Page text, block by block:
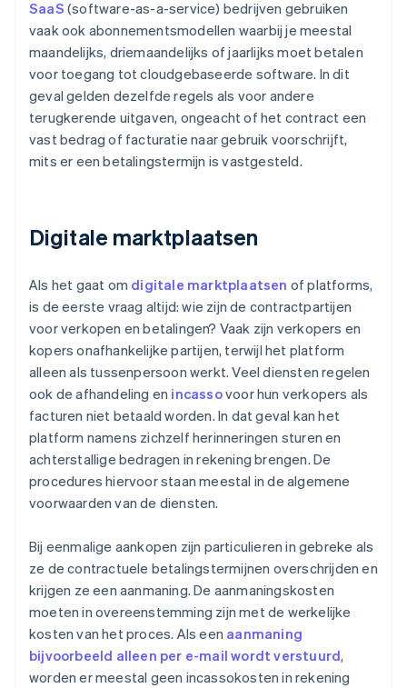
SaaS (software-as-a-service) bedrijven gebruiken
vaak ook abonnementsmodellen waarbij je meestal
maandelijks, driemaandelijks of jaarlijks moet betalen
voor toegang tot cloudgebaseerde software. In dit
geval gelden dezelfde regels als voor andere
terugkerende uitgaven, ongeacht of het contract een
vast bedrag of facturatie naar gebruik voorschrijft,
mits er een betalingstermijn is vastgesteld.
Digitale marktplaatsen
Als het gaat om digitale marktplaatsen of platforms,
is de eerste vraag altijd: wie zijn de contractpartijen
voor verkopen en betalingen? Vaak zijn verkopers en
kopers onafhankelijke partijen, terwijl het platform
alleen als tussenpersoon werkt. Veel diensten regelen
ook de afhandeling en incassovoor hun verkopers als
facturen niet betaald worden. In dat geval kan het
platform namens zichzelf herinneringen sturen en
achterstallige bedragen in rekening brengen. De
procedures hiervoor staan meestal in de algemene
voorwaarden van de diensten.
Bij eenmalige aankopen zijn particulieren in gebreke als
ze de contractuele betalingstermijnen overschrijden en
krijgen ze een aanmaning. De aanmaningskosten
moeten in overeenstemming zijn met de werkelijke
kosten van het proces. Als een aanmaning
bijvoorbeeld alleen per e-mail wordt verstuurd,
worden er meestal geen incassokosten in rekening